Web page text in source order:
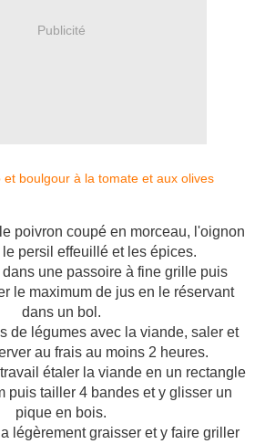
Publicité
poivron coupé en morceau, l'oignon
persil effeuillé et les épices.
une passoire à fine grille puis
le maximum de jus en le réservant
dans un bol.
de légumes avec la viande, saler et
au frais au moins 2 heures.
étaler la viande en un rectangle
puis tailler 4 bandes et y glisser un
pique en bois.
légèrement graisser et y faire griller